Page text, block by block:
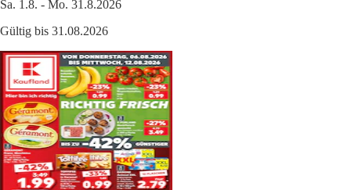
Sa. 1.8. - Mo. 31.8.2026
Gültig bis 31.08.2026